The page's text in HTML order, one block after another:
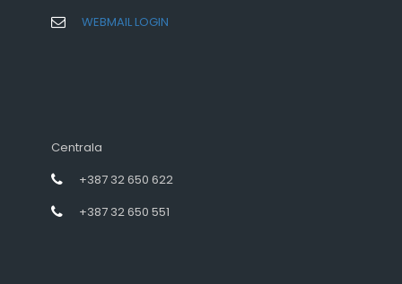
WEBMAIL LOGIN
Centrala
+387 32 650 622
+387 32 650 551